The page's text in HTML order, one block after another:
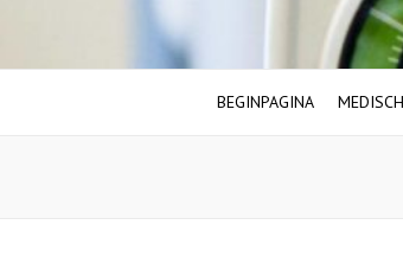
BEGINPAGINA